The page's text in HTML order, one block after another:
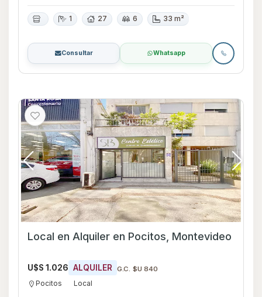
1 27 6 33 m²
Consultar Whatsapp
Local en Alquiler en Pocitos, Montevideo
U$S 1.026 ALQUILER G.C. $U 840
Pocitos Local